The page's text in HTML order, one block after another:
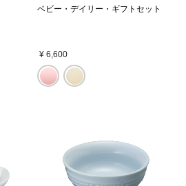
ベビー・デイリー・ギフトセット
¥ 6,600